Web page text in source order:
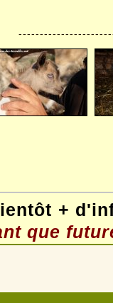
+
que